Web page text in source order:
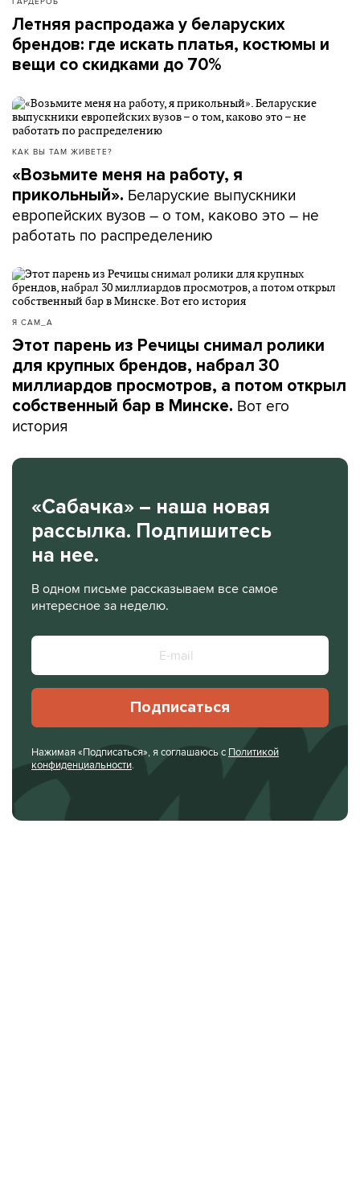
Летняя распродажа у беларуских
брендов: где искать платья, костюмы и
вещи со скидками до 70%
КАК ВЫ ТАМ ЖИВЕТЕ?
«Возьмите меня на работу, я
прикольный». Беларуские выпускники
европейских вузов – о том, каково это – не
работать по распределению
Я САМ_А
Этот парень из Речицы снимал ролики
для крупных брендов, набрал 30
миллиардов просмотров, а потом открыл
собственный бар в Минске. Вот его
история
«Сабачка» – наша новая
рассылка. Подпишитесь
на нее.
В одном письме рассказываем все самое
интересное за неделю.
Подписаться
Нажимая «Подписаться», я соглашаюсь с Политикой
конфиденциальности.